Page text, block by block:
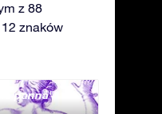
z 88
znaków
panna